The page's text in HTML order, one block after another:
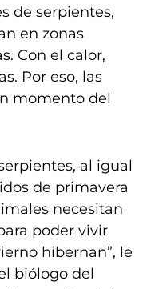
de serpientes,
en zonas
Con el calor,
Por eso, las
momento del
al igual
de primavera
necesitan
poder vivir
hibernan”, le
biólogo del